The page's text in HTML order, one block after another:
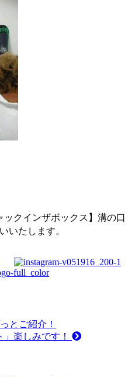
クインザボックス】溝の口
いたします。
とご紹介！
」楽しみです！